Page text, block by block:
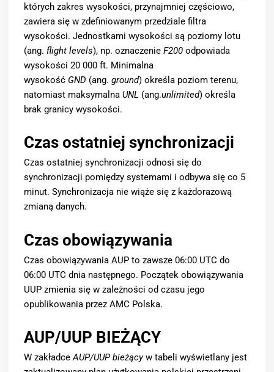
których zakres wysokości, przynajmniej częściowo,
zawiera się w zdefiniowanym przedziale filtra
wysokości. Jednostkami wysokości są poziomy lotu
(ang. flight levels), np. oznaczenie F200odpowiada
wysokości 20 000 ft. Minimalna
wysokość GND (ang. ground) określa poziom terenu,
natomiast maksymalna UNL (ang.unlimited) określa
brak granicy wysokości.
Czas ostatniej synchronizacji
Czas ostatniej synchronizacji odnosi się do
synchronizacji pomiędzy systemami i odbywa się co 5
minut. Synchronizacja nie wiąże się z każdorazową
zmianą danych.
Czas obowiązywania
Czas obowiązywania AUP to zawsze 06:00 UTC do
06:00 UTC dnia następnego. Początek obowiązywania
UUP zmienia się w zależności od czasu jego
opublikowania przez AMC Polska.
AUP/UUP BIEŻĄCY
W zakładceAUP/UUP bieżącyw tabeli wyświetlany jest